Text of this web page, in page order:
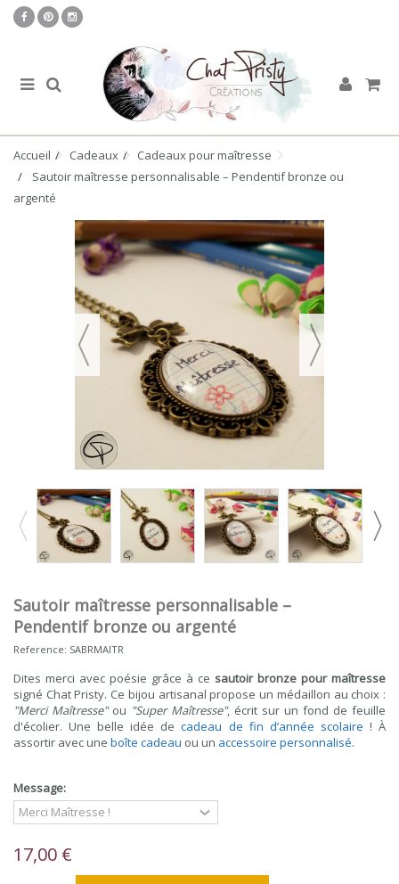
Accueil Cadeaux
Cadeaux pour maîtresse
Sautoir maîtresse personnalisable – Pendentif bronze ou
argenté
Sautoir maîtresse personnalisable –
Pendentif bronze ou argenté
Reference: SABRMAITR
Dites merci avec poésie grâce à ce sautoir bronze pour maîtresse
signé Chat Pristy. Ce bijou artisanal propose un médaillon au choix :
"Merci Maîtresse"ou "Super Maîtresse", écrit sur un fond de feuille
d'écolier. Une belle idée decadeau de fin d’année scolaire ! À
assortir avec une boîte cadeau ou un accessoire personnalisé.
Message:
17,00 €